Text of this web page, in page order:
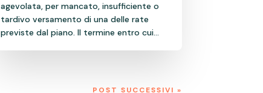
agevolata, per mancato, insufficiente o
tardivo versamento di una delle rate
previste dal piano. Il termine entro cui...
POST SUCCESSIVI »